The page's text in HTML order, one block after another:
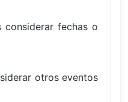
considerar fechas o
otros eventos